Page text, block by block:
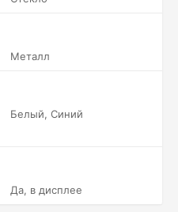
Металл
Белый, Синий
Да, в дисплее